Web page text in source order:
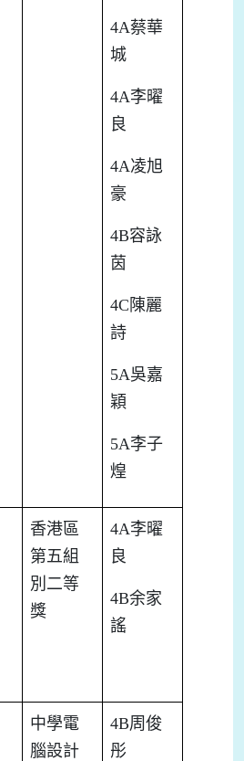
4A蔡華
城
4A李曜
良
4A凌旭
豪
4B容詠
茵
4C 陳麗
詩
5A吳嘉
穎
5A李子
煌
香港區
第五組
別二等
獎
4A李曜
良
4B余家
謠
中學電
腦設計
4B周俊
彤